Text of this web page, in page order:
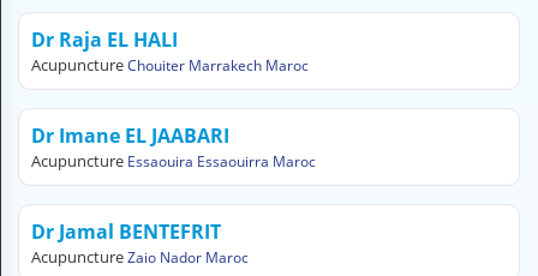
V
O
U
S
C
H
E
R
C
H
Dr Raja EL HALI
AcupunctureChouiter Marrakech Maroc
Dr Imane EL JAABARI
Acupuncture Essaouira Essaouirra Maroc
Dr Jamal BENTEFRIT
AcupunctureZaio Nador Maroc